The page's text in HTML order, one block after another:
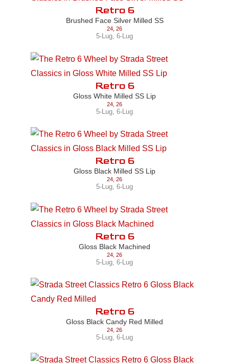
Retro 6
Brushed Face Silver Milled SS
24 26
5-Lug, 6-Lug
Retro 6
Gloss White Milled SS Lip
24 26
5-Lug 6-Lug
Retro 6
Gloss Black Milled SS Lip
24 26
5-Lug, 6-Lug
Retro 6
Gloss Black Machined
24 26
5-Lug 6-Lug
Retro 6
Gloss Black Candy Red Milled
24 26
5-Lug 6-Lug